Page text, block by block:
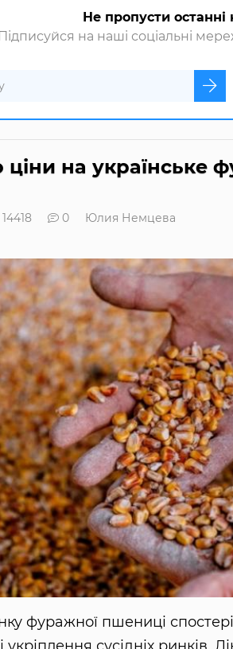
Не пропусти останні
Підписуйся на наші соціальні
на українське
0 Юлия Немцева
фуражної пшениці
сусідніх ринків.